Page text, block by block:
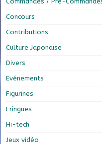
Concours
Contributions
Culture Japonaise
Divers
Evénements
Figurines
Fringues
Hi-tech
Jeux vidéo